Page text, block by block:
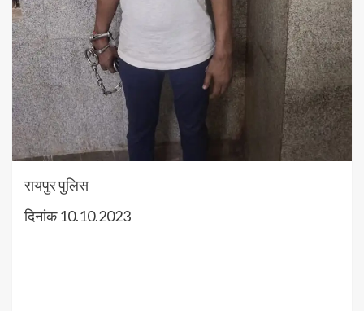
रायपुर पुलिस
दिनांक 10.10.2023